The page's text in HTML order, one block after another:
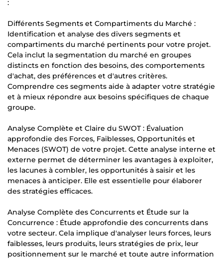
:
Différents Segments et Compartiments du Marché :
Identification et analyse des divers segments et
compartiments du marché pertinents pour votre projet.
Cela inclut la segmentation du marché en groupes
distincts en fonction des besoins, des comportements
d'achat, des préférences et d'autres critères.
Comprendre ces segments aide à adapter votre stratégie
et à mieux répondre aux besoins spécifiques de chaque
groupe.
Analyse Complète et Claire du SWOT : Évaluation
approfondie des Forces, Faiblesses, Opportunités et
Menaces (SWOT) de votre projet. Cette analyse interne et
externe permet de déterminer les avantages à exploiter,
les lacunes à combler, les opportunités à saisir et les
menaces à anticiper. Elle est essentielle pour élaborer
des stratégies efficaces.
Analyse Complète des Concurrents et Étude sur la
Concurrence : Étude approfondie des concurrents dans
votre secteur. Cela implique d'analyser leurs forces, leurs
faiblesses, leurs produits, leurs stratégies de prix, leur
positionnement sur le marché et toute autre information